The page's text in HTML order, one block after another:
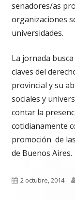
senadores/as
organizaciones
universidades.
La jornada
claves del
provincial y su
sociales y
contar la
cotidianamente
promoción de
de Buenos Aires.
Publicado
2 octubre, 2014